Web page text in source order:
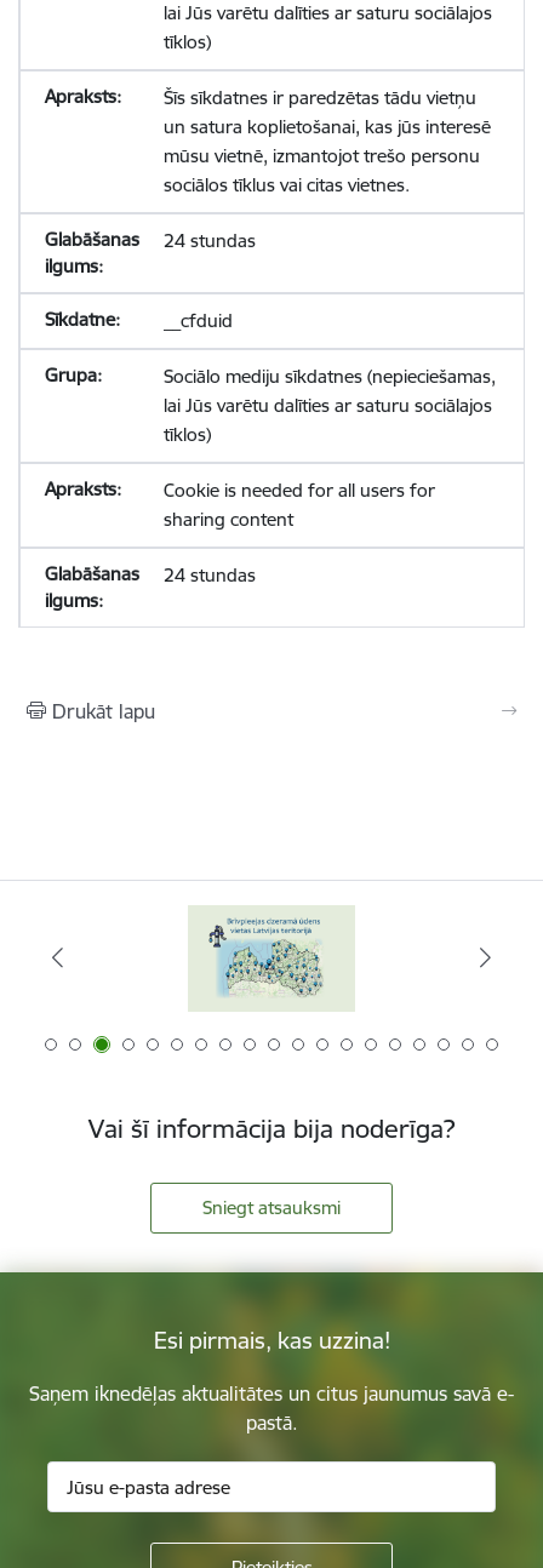
lai Jūs varētu dalīties ar saturu sociālajos
tīklos)
Šīs sīkdatnes ir paredzētas tādu vietņu
un satura koplietošanai, kas jūs interesē
mūsu vietnē, izmantojot trešo personu
sociālos tīklus vai citas vietnes.
24 stundas
__cfduid
Sociālo mediju sīkdatnes (nepieciešamas,
lai Jūs varētu dalīties ar saturu sociālajos
tīklos)
Cookie is needed for all users for
sharing content
24 stundas
Drukāt lapu
Vai šī informācija bija noderīga?
Sniegt atsauksmi
Esi pirmais, kas uzzina!
Saņem iknedēļas aktualitātes un citus jaunumus savā e-
pastā.